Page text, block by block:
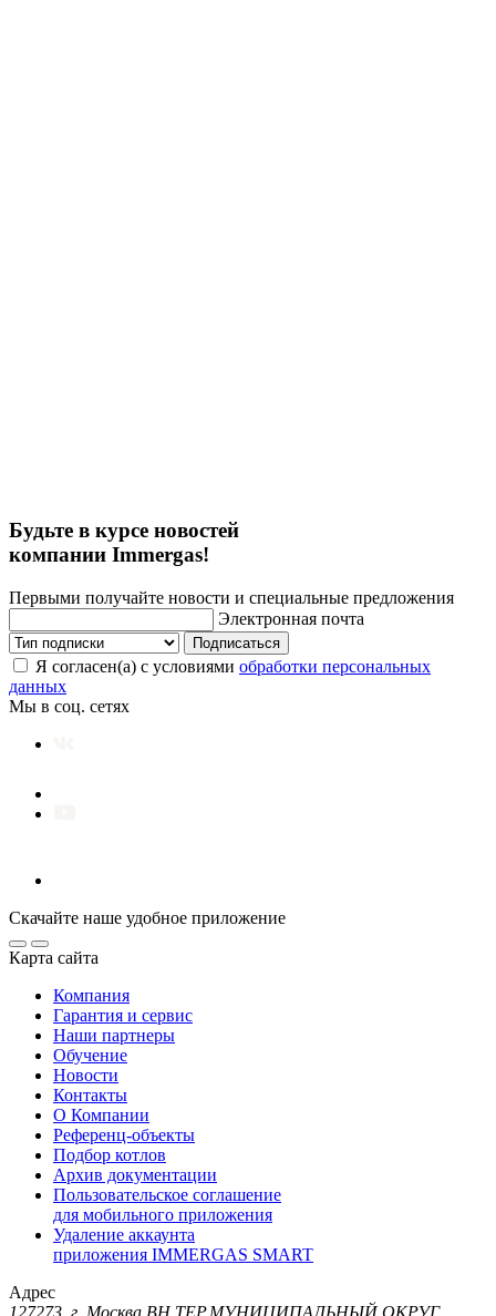
Будьте в курсе новостей
компании Immergas!
Первыми получайте новости и специальные предложения
Электронная почта
Подписаться
Я согласен(а) с условиями обработки персональных
данных
Мы в соц. сетях
Скачайте наше удобное приложение
Карта сайта
Компания
Гарантия и сервис
Наши партнеры
Обучение
Новости
Контакты
О Компании
Референц-объекты
Подбор котлов
Архив документации
Пользовательское соглашение
для мобильного приложения
Удаление аккаунта
приложения IMMERGAS SMART
Адрес
127273, г. Москва ВН.ТЕР.МУНИЦИПАЛЬНЫЙ ОКРУГ